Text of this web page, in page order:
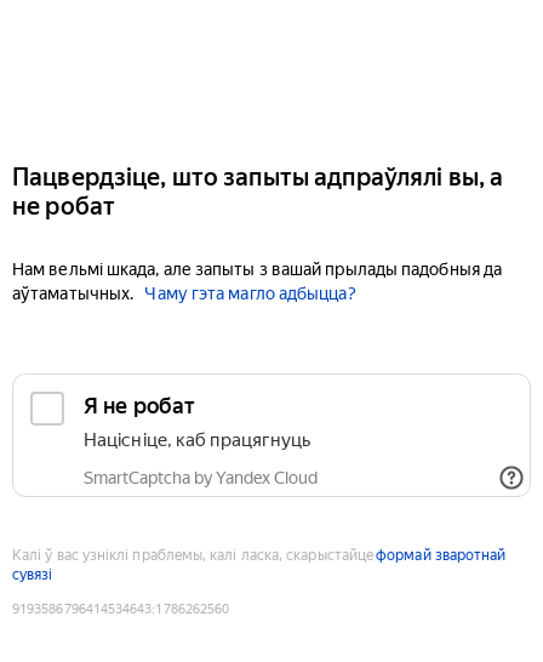
Пацвердзіце, што запыты адпраўлялі вы, а
не робат
Нам вельмі шкада, але запыты з вашай прылады падобныя да
аўтаматычных.
Чаму гэта магло адбыцца?
Я не робат
Націсніце, каб працягнуць
SmartCaptcha by Yandex Cloud
Калі ў вас узніклі праблемы, калі ласка, скарыстайцеформай зваротнай
сувязі
9193586796414534643:1786262560